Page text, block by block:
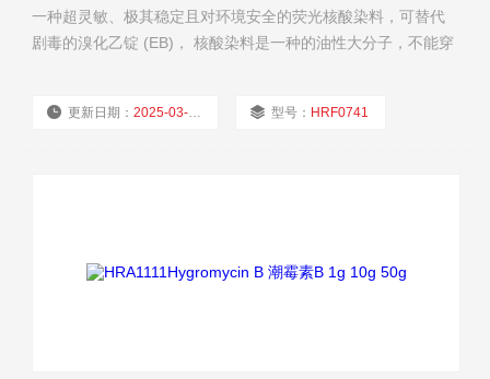
一种超灵敏、极其稳定且对环境安全的荧光核酸染料，可替代
剧毒的溴化乙锭 (EB)， 核酸染料是一种的油性大分子，不能穿
更新日期：2025-03-25 型号： HRF0741